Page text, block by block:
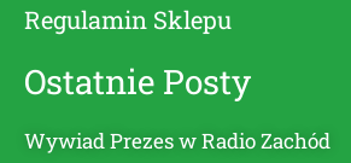
Regulamin Sklepu
Ostatnie Posty
Wywiad Prezes w Radio Zachód